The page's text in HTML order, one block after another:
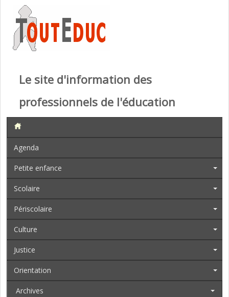
Le site d'information des
professionnels de l'éducation
Agenda
Petite enfance
Scolaire
Périscolaire
Culture
Justice
Orientation
Archives